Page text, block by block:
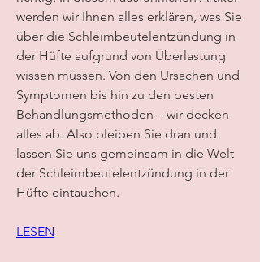
werden wir Ihnen alles erklären, was Sie
über die Schleimbeutelentzündung in
der Hüfte aufgrund von Überlastung
wissen müssen. Von den Ursachen und
Symptomen bis hin zu den besten
Behandlungsmethoden – wir decken
alles ab. Also bleiben Sie dran und
lassen Sie uns gemeinsam in die Welt
der Schleimbeutelentzündung in der
Hüfte eintauchen.
LESEN